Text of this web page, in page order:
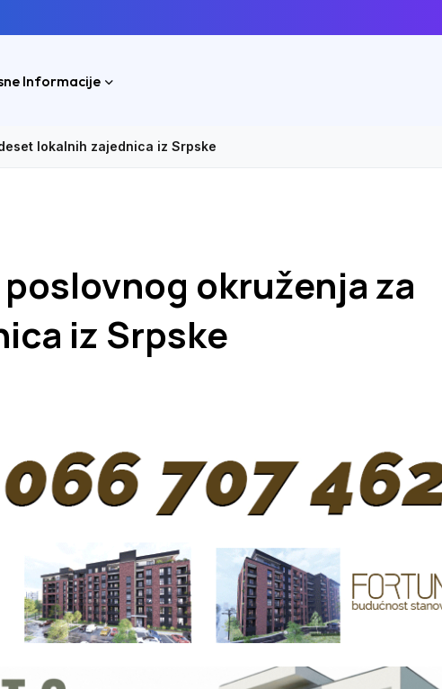
Informacije
lokalnih zajednica iz Srpske
okruženja za
iz Srpske